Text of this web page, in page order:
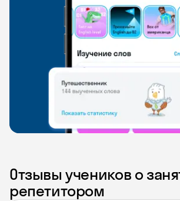
Отзывы учеников о
репетитором